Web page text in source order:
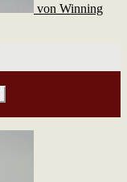
von Winning